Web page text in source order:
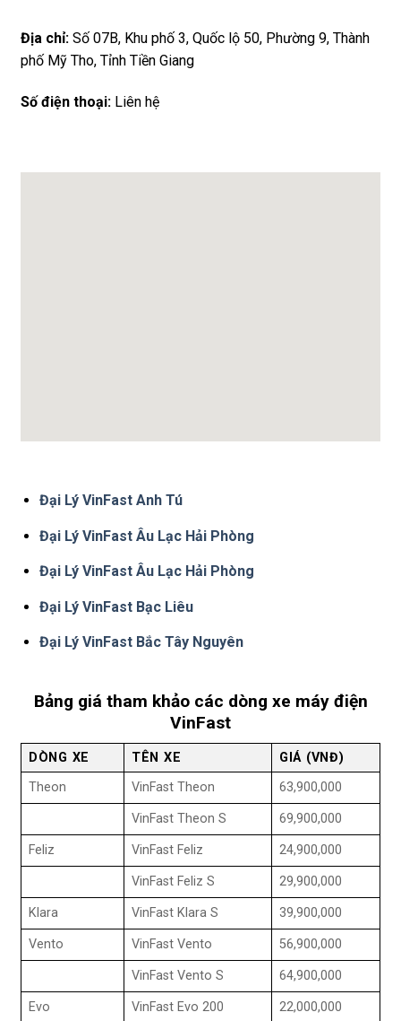
Địa chỉ: Số 07B, Khu phố 3, Quốc lộ 50, Phường 9, Thành
phố Mỹ Tho, Tỉnh Tiền Giang
Số điện thoại: Liên hệ
Đại Lý VinFast Anh Tú
Đại Lý VinFast Âu Lạc Hải Phòng
Đại Lý VinFast Âu Lạc Hải Phòng
Đại Lý VinFast Bạc Liêu
Đại Lý VinFast Bắc Tây Nguyên
Bảng giá tham khảo các dòng xe máy điện
VinFast
DÒNG XE TÊN XE
GIÁ (VNĐ)
Theon
VinFast Theon 63,900,000
VinFast Theon S 69,900,000
Feliz VinFast Feliz 24,900,000
VinFast Feliz S 29,900,000
Klara VinFast Klara S 39,900,000
Vento VinFast Vento 56,900,000
VinFast Vento S 64,900,000
Evo VinFast Evo 200 22,000,000